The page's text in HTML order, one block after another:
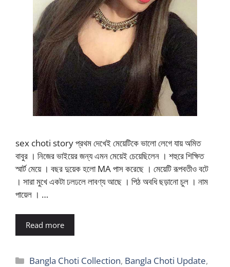
sex choti story প্রথম দেখেই মেয়েটিকে ভালো লেগে যায় অমিত
বাবুর । নিজের ভাইয়ের জন্য এমন মেয়েই চেয়েছিলেন । শহুরে শিক্ষিত
স্মার্ট মেয়ে । বছর দুয়েক হলো MA পাস করেছে । মেয়েটি রূপবতীও বটে
। সারা মুখে একটা ঢলঢলে লাবণ্য আছে । পিঠ অবধি ছড়ানো চুল । নাম
পায়েল । …
Read more
Categories
Bangla Choti Collection, Bangla Choti Update,